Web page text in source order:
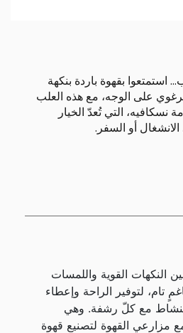
استمتعوا بقهوة باردة بنكهة
على الوجه، مع هذه العلب
نسكافيه، التي تُعدّ الخيار
أو السفر.
النكهات القوية واللمسات
تام، لتوفير الراحة وإعطاء
مع كلّ رشفة. وهي
75 سنة مع مزارعي القهوة لتصنيع قهوة